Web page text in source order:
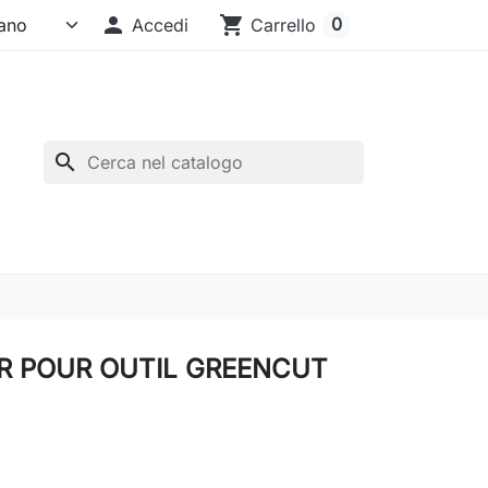
 Accedi shopping_cart Carrello 0
search
POUR OUTIL GREENCUT